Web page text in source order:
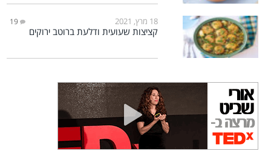
18 מרץ, 2021 19
קציצות שעועית ודלעת ברוטב ירוקים